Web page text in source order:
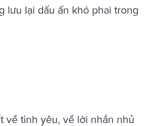
lưu lại dấu ấn khó phai trong
về tình yêu, về lời nhắn nhủ